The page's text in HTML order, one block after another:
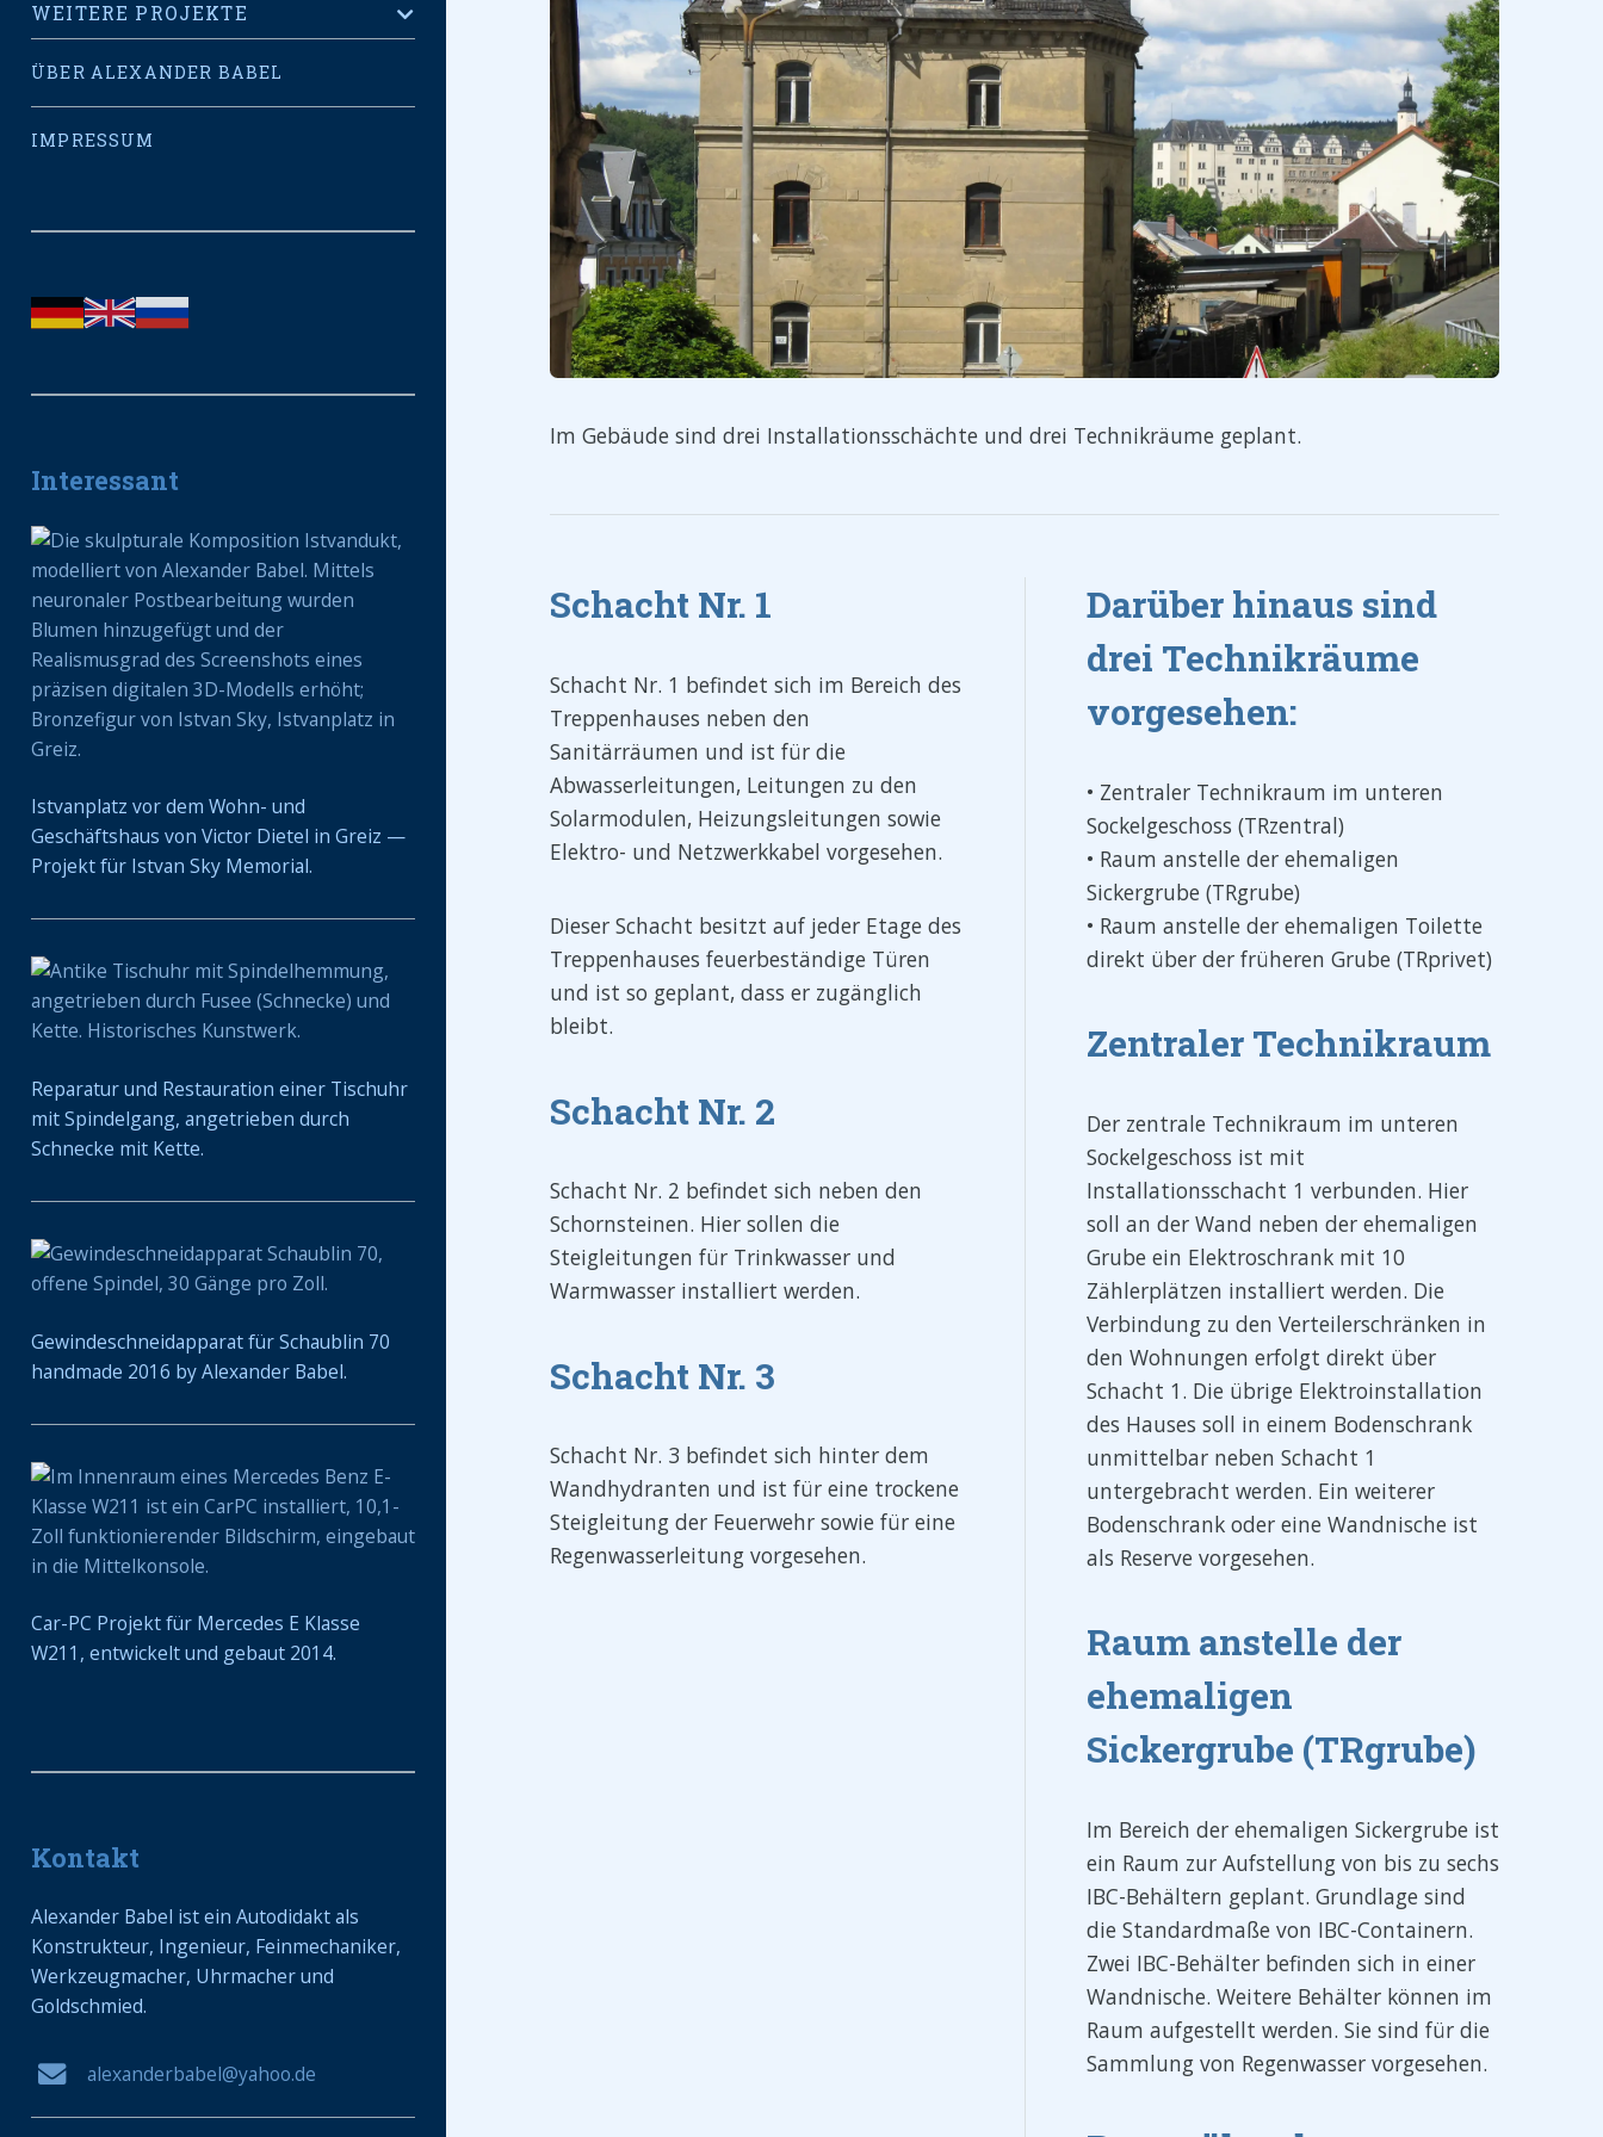
Im Gebäude sind drei Installationsschächte und drei Technikräume geplant.
Schacht Nr. 1
Schacht Nr. 1 befindet sich im Bereich des
Treppenhauses neben den
Sanitärräumen und ist für die
Abwasserleitungen, Leitungen zu den
Solarmodulen, Heizungsleitungen sowie
Elektro- und Netzwerkkabel vorgesehen.
Dieser Schacht besitzt auf jeder Etage des
Treppenhauses feuerbeständige Türen
und ist so geplant, dass er zugänglich
bleibt.
Schacht Nr. 2
Schacht Nr. 2 befindet sich neben den
Schornsteinen. Hier sollen die
Steigleitungen für Trinkwasser und
Warmwasser installiert werden.
Schacht Nr. 3
Schacht Nr. 3 befindet sich hinter dem
Wandhydranten und ist für eine trockene
Steigleitung der Feuerwehr sowie für eine
Regenwasserleitung vorgesehen.
Darüber hinaus sind
drei Technikräume
vorgesehen:
• Zentraler Technikraum im unteren
Sockelgeschoss (TRzentral)
• Raum anstelle der ehemaligen
Sickergrube (TRgrube)
• Raum anstelle der ehemaligen Toilette
direkt über der früheren Grube (TRprivet)
Zentraler Technikraum
Der zentrale Technikraum im unteren
Sockelgeschoss ist mit
Installationsschacht 1 verbunden. Hier
soll an der Wand neben der ehemaligen
Grube ein Elektroschrank mit 10
Zählerplätzen installiert werden. Die
Verbindung zu den Verteilerschränken in
den Wohnungen erfolgt direkt über
Schacht 1. Die übrige Elektroinstallation
des Hauses soll in einem Bodenschrank
unmittelbar neben Schacht 1
untergebracht werden. Ein weiterer
Bodenschrank oder eine Wandnische ist
als Reserve vorgesehen.
Raum anstelle der
ehemaligen
Sickergrube (TRgrube)
Im Bereich der ehemaligen Sickergrube ist
ein Raum zur Aufstellung von bis zu sechs
IBC-Behältern geplant. Grundlage sind
die Standardmaße von IBC-Containern.
Zwei IBC-Behälter befinden sich in einer
Wandnische. Weitere Behälter können im
Raum aufgestellt werden. Sie sind für die
Sammlung von Regenwasser vorgesehen.
WEITERE PROJEKTE
ÜBER ALEXANDER BABEL
IMPRESSUM
Interessant
Istvanplatz vor dem Wohn- und
Geschäftshaus von Victor Dietel in Greiz —
Projekt für Istvan Sky Memorial.
Reparatur und Restauration einer Tischuhr
mit Spindelgang, angetrieben durch
Schnecke mit Kette.
Gewindeschneidapparat für Schaublin 70
handmade 2016 by Alexander Babel.
Car-PC Projekt für Mercedes Е Klasse
W211, entwickelt und gebaut 2014.
Kontakt
Alexander Babel ist ein Autodidakt als
Konstrukteur, Ingenieur, Feinmechaniker,
Werkzeugmacher, Uhrmacher und
Goldschmied.
alexanderbabel@yahoo.de